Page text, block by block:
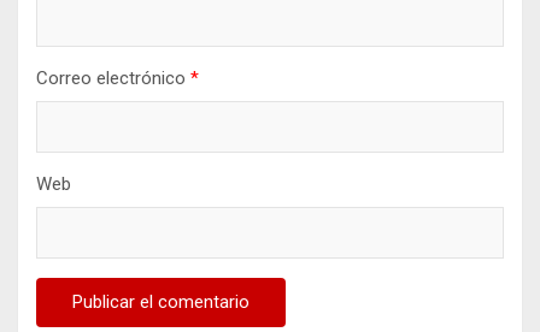
Correo electrónico *
Web